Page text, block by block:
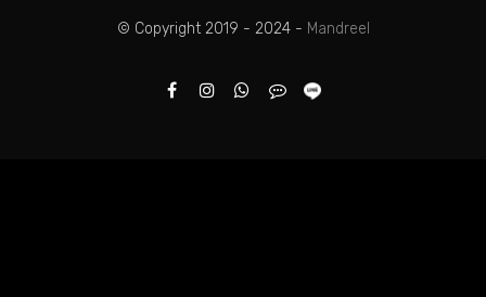
© Copyright 2019 - 2024 - Mandreel